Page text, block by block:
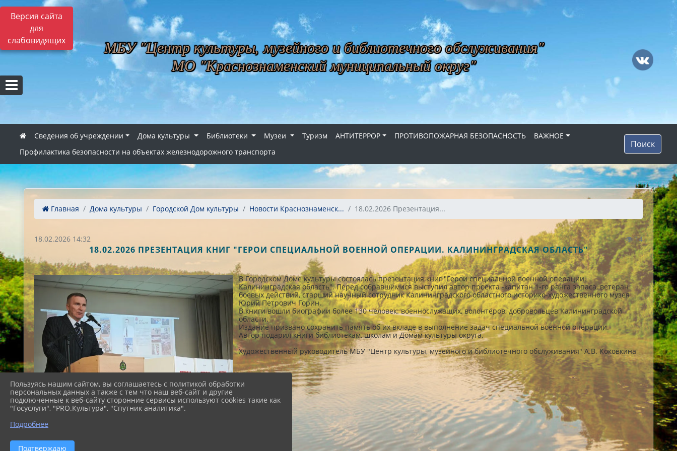
Версия сайта
для
слабовидящих
МБУ "Центр культуры, музейного и библиотечного обслуживания"
МО "Краснознаменский муниципальный округ"
Сведения об учреждении Дома культуры Библиотеки Музеи Туризм АНТИТЕРРОР ПРОТИВОПОЖАРНАЯ БЕЗОПАСНОСТЬ
ВАЖНОЕ
Профилактика безопасности на объектах железнодорожного транспорта
Поиск
Главная Дома культуры Городской Дом культуры Новости Краснознаменск... 18.02.2026 Презентация...
18.02.2026 14:32 14
18.02.2026 ПРЕЗЕНТАЦИЯ КНИГ "ГЕРОИ СПЕЦИАЛЬНОЙ ВОЕННОЙ ОПЕРАЦИИ. КАЛИНИНГРАДСКАЯ ОБЛАСТЬ"
В Городском Доме культуры состоялась презентация книг "Герои специальной военной операции.
Калининградская область". Перед собравшимися выступил автор проекта -капитан 1-го ранга запаса, ветеран
боевых действий, старший научный сотрудник Калининградского областного историко-художественного музея
Юрий Петрович Горин.
В книги вошли биографии более 130 человек: военнослужащих, волонтёров, добровольцев Калининградской
области.
Издание призвано сохранить память об их вкладе в выполнение задач специальной военной операции.
Автор подарил книги библиотекам, школам и Домам культуры округа.
Художественный руководитель МБУ "Центр культуры, музейного и библиотечного обслуживания" А.В. Коковкина
Пользуясь нашим сайтом, вы соглашаетесь с политикой обработки
персональных данных а также с тем что наш веб-сайт и другие
подключенные к веб-сайту сторонние сервисы используют cookies такие как
"Госуслуги", "PRO.Культура", "Спутник аналитика".
Подробнее
Подтверждаю